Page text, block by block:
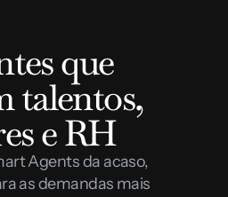
que
talentos,
e RH
Agents da acaso,
as demandas mais